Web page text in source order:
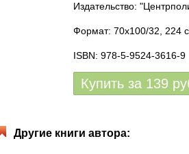
Издательство:
Формат: 70x100/32, 224
ISBN: 978-5-9524-3616-9
Купить за 139
Другие книги автора: